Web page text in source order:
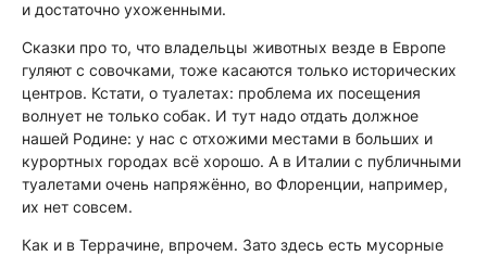
и достаточно ухоженными.
Сказки про то, что владельцы животных везде в Европе
гуляют с совочками, тоже касаются только исторических
центров. Кстати, о туалетах: проблема их посещения
волнует не только собак. И тут надо отдать должное
нашей Родине: у нас с отхожими местами в больших и
курортных городах всё хорошо. А в Италии с публичными
туалетами очень напряжённо, во Флоренции, например,
их нет совсем.
Как и в Террачине, впрочем. Зато здесь есть мусорные